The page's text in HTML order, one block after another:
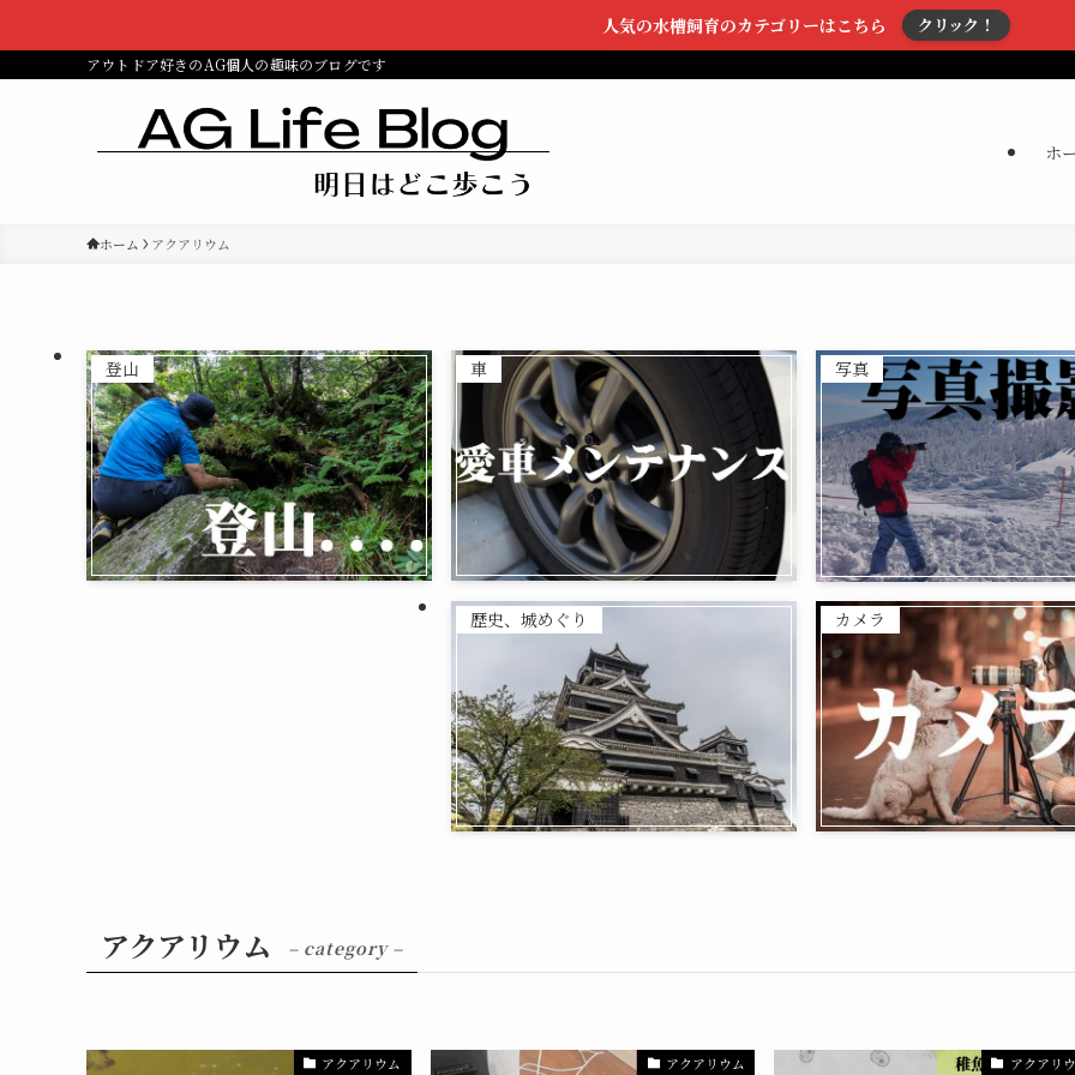
人気の水槽飼育のカテゴリーはこちら クリック！
アウトドア好きのAG個人の趣味のブログです
ホ
ホーム アクアリウム
登山 車 写真
歴史、城めぐり カメラ
アクアリウム – category –
アクアリウム アクアリウム アクアリ